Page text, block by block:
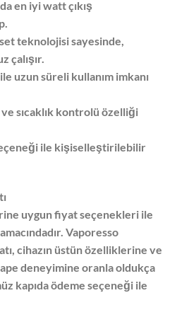
en iyi watt çıkış
teknolojisi sayesinde,
çalışır.
uzun süreli kullanım imkanı
sıcaklık kontrolü özelliği
ile kişiselleştirilebilir
uygun fiyat seçenekleri ile
Vaporesso
cihazın üstün özelliklerine ve
deneyimine oranla oldukça
kapıda ödeme seçeneği ile